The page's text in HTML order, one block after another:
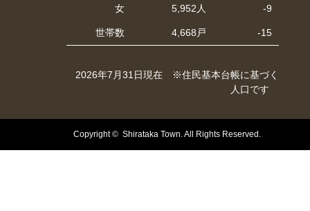
女 5,952人 -9
世帯数 4,668戸 -15
2026年7月31日現在 ※住民基本台帳に基づく
人口です
Copyright © Shirataka Town. All Rights Reserved.